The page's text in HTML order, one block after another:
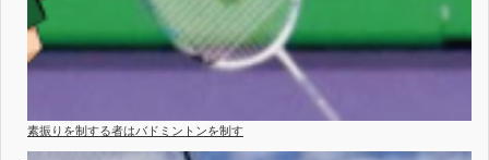
素振りを制する者はバドミントンを制す